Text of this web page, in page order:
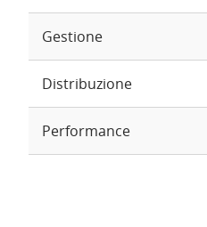
Gestione
Distribuzione
Performance